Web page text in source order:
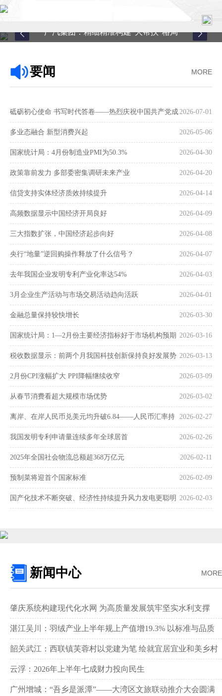
关于中心
县域服务
案例中心
联系我们
在线留言
广汽集团：精细精准构建“大帮扶”格局
MORE
要闻
2026-07-01
砥砺初心使命 书写时代答卷——热烈庆祝中国共产党成
立105周年 2026-05-06
多业态融合 新型消费兴起
2026-04-30
国家统计局：4月份制造业PMI为50.3%
2026-04-20
政策靠前发力 多部委密集调研未来产业
2026-04-14
信贷支持实体经济质效持续提升
2026-04-09
高频数据显示中国经济开局良好
2026-04-08
三大指数扩张，中国经济起步向好
2026-04-07
央行“地量”逆回购操作释放了什么信号？
2026-04-03
去年我国企业发明专利产业化率达54%
2026-04-01
3月企业生产活动与市场交易活动趋向活跃
2026-03-30
金融总量保持较快增长
2026-03-16
国家统计局：1—2月份主要经济指标好于市场机构预期
2026-03-13
税收数据显示：前两个月我国科技创新保持良好发展势
头 2026-03-09
2月份CPI涨幅扩大 PPI降幅继续收窄
2026-03-02
从春节消费看超大规模市场优势
2026-02-27
离岸、在岸人民币兑美元均升破6.84——人民币汇率持
续走强 2026-02-26
我国发明专利申请量连续多年全球居首
2026-02-11
2025年全国社会物流总额超368万亿元
2026-02-09
预制菜将迎首个国家标准
2026-02-03
国产化技术不断突破、经济性持续提升风力发电更聪明
MORE
新闻中心
肇庆系统构建现代化水网 为高质量发展筑牢坚实水利支撑‌
湛江吴川：羽绒产业上半年规上产值增19.3% 以标准与品质
领跑全国赛道‌
韶关武江：西联镇芙蓉村以党建为笔 绘就宜居宜业和美乡村
新画卷‌
云浮：2026年上半年七成财力投向民生
广州增城：“吾乡是派潭”——大湾区文旅联动推介大会圆满